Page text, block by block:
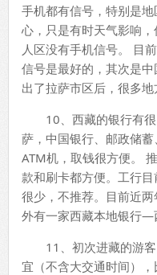
手机都有信号，特别是
心，只是有时天气影响
人区没有手机信号。 目
信号是最好的，其次是
出了拉萨市区后，很多地
10、西藏的银行有很
萨，中国银行、邮政储
ATM机，取钱很方便。
款和刷卡都方便。工行
很少，不推荐。目前近
外有一家西藏本地银行—
11、初次进藏的游客
宜（不含大交通时间）